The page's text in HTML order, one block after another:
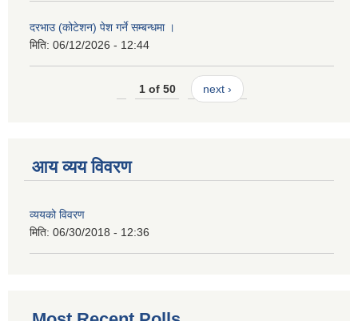
दरभाउ (कोटेशन) पेश गर्ने सम्बन्धमा ।
मिति: 06/12/2026 - 12:44
1 of 50 next ›
आय व्यय विवरण
व्ययको विवरण
मिति: 06/30/2018 - 12:36